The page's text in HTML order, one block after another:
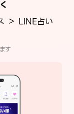
＞ LINE占い
す